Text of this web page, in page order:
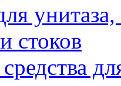
стоков